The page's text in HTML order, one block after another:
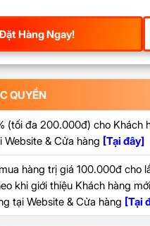
Hàng Ngay!
QUYỀN
(tối đa 200.000đ) cho Khách
Website & Cửa hàng [Tại đây]
hàng trị giá 100.000đ cho
khi giới thiệu Khách hàng
tại Website & Cửa hàng [Tại